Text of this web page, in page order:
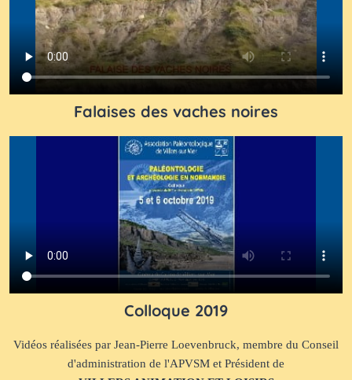
Falaises des vaches noires
Colloque 2019
Vidéos réalisées par Jean-Pierre Loevenbruck, membre du Conseil
d'administration de l'APVSM et Président de